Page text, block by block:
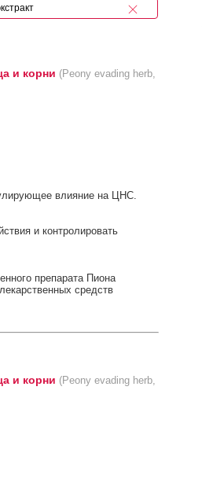
и корни (Peony evading herb,
влияние на ЦНС.
и контролировать
препарата Пиона
средств
и корни (Peony evading herb,